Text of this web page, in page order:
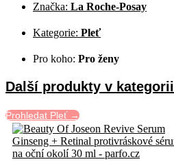
Značka: La Roche-Posay
Kategorie: Pleť
Pro koho: Pro ženy
Další produkty v kategorii
Prohledat Pleť →